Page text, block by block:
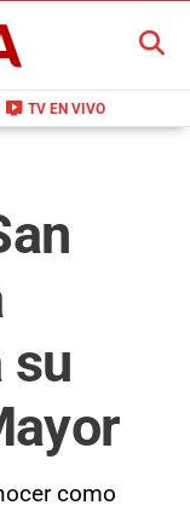
live_tv TV EN VIVO
BUSCAR
su
como